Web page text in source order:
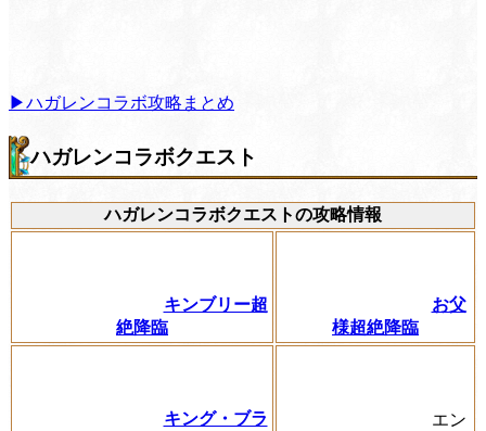
▶ハガレンコラボ攻略まとめ
ハガレンコラボクエスト
ハガレンコラボクエストの攻略情報
キンブリー超
絶降臨
お父
様超絶降臨
キング・ブラ
エン